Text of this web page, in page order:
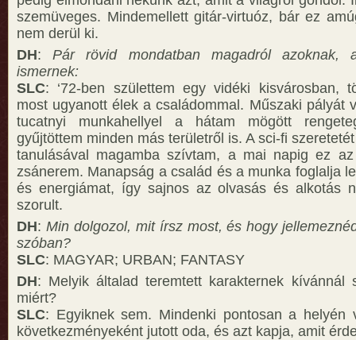
szemüveges. Mindemellett gitár-virtuóz, bár ez
nem derül ki.
DH:Pár rövid mondatban magadról azoknak,
ismernek:
SLC: ‘72-ben születtem egy vidéki kisvárosban,
most ugyanott élek a családommal. Műszaki pályát
tucatnyi munkahellyel a hátam mögött
gyűjtöttem minden más területről is. A sci-fi
tanulásával magamba szívtam, a mai napig ez
zsánerem. Manapság a család és a munka foglalja
és energiámat, így sajnos az olvasás és alkotás
szorult.
DH: Min dolgozol, mit írsz most, és hogy
szóban?
SLC: MAGYAR; URBAN; FANTASY
DH: Melyik általad teremtett karakternek kívánnál
miért?
SLC: Egyiknek sem. Mindenki pontosan a helyén
következményeként jutott oda, és azt kapja, amit